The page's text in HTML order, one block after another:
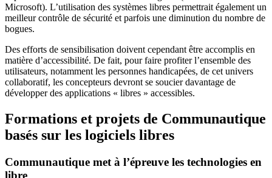
Microsoft). L’utilisation des systèmes libres permettrait également un
meilleur contrôle de sécurité et parfois une diminution du nombre de
bogues.
Des efforts de sensibilisation doivent cependant être accomplis en
matière d’accessibilité. De fait, pour faire profiter l’ensemble des
utilisateurs, notamment les personnes handicapées, de cet univers
collaboratif, les concepteurs devront se soucier davantage de
développer des applications « libres » accessibles.
Formations et projets de Communautique
basés sur les logiciels libres
Communautique met à l’épreuve les technologies en
libre